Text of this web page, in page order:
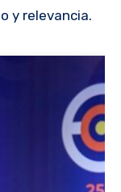
y relevancia.